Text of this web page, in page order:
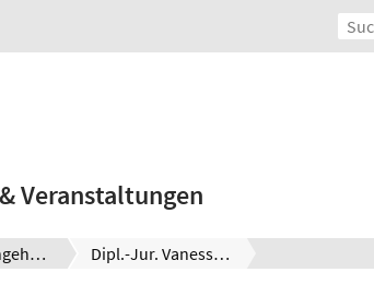
Veranstaltungen
Lehrstuhlangehörige Dipl.-Jur. Vanessa Ahrndt